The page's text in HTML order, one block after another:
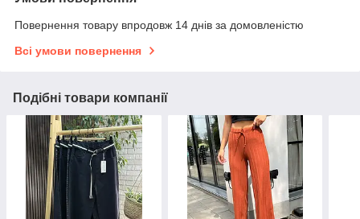
Повернення товару впродовж 14 днів за домовленістю
Всі умови повернення
Подібні товари компанії